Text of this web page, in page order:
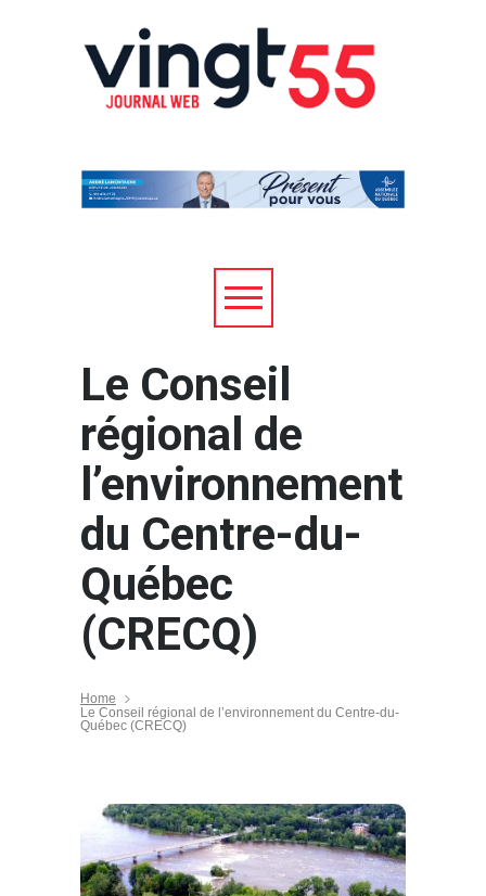
Le Conseil
régional de
l’environnement
du Centre-du-
Québec
(CRECQ)
Home
Le Conseil régional de l’environnement du Centre-du-
Québec (CRECQ)